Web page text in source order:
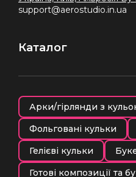
support@aerostudio.in.ua
Каталог
Арки/гірлянди з
Фольговані кульки
Гелієві кульки
Готові композиції та